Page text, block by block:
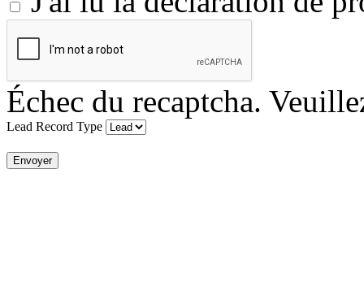
Échec du recaptcha.
Lead Record Type
Envoyer